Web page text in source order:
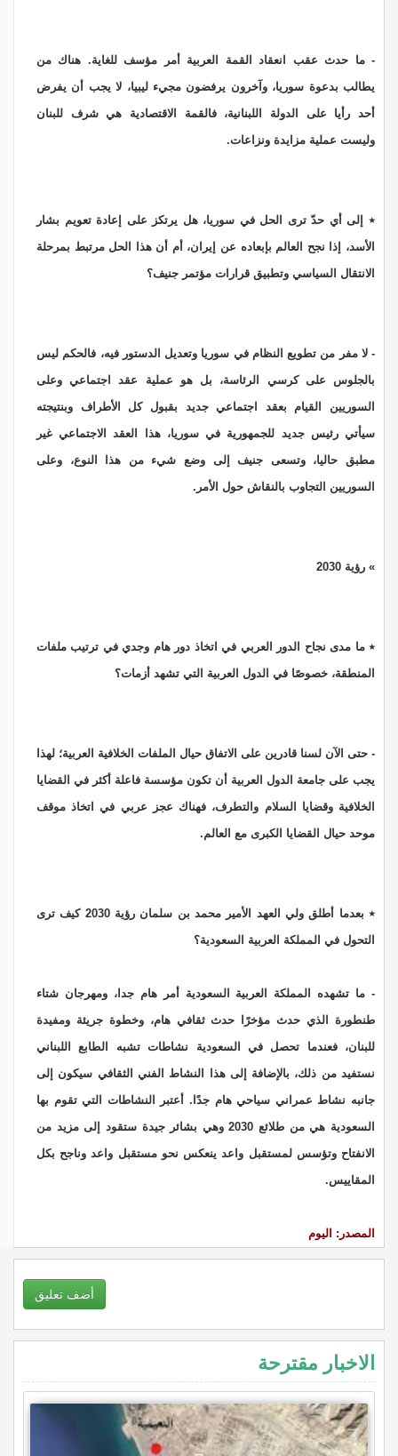
- ما حدث عقب انعقاد القمة العربية أمر مؤسف للغاية. هناك من
يطالب بدعوة سوريا، وآخرون يرفضون مجيء ليبيا، لا يجب أن يفرض
أحد رأيا على الدولة اللبنانية، فالقمة الاقتصادية هي شرف للبنان
وليست عملية مزايدة ونزاعات.
٭ إلى أي حدّ ترى الحل في سوريا، هل يرتكز على إعادة تعويم بشار
الأسد، إذا نجح العالم بإبعاده عن إيران، أم أن هذا الحل مرتبط بمرحلة
الانتقال السياسي وتطبيق قرارات مؤتمر جنيف؟
- لا مفر من تطويع النظام في سوريا وتعديل الدستور فيه، فالحكم ليس
بالجلوس على كرسي الرئاسة، بل هو عملية عقد اجتماعي وعلى
السوريين القيام بعقد اجتماعي جديد بقبول كل الأطراف وبنتيجته
سيأتي رئيس جديد للجمهورية في سوريا، هذا العقد الاجتماعي غير
مطبق حاليا، وتسعى جنيف إلى وضع شيء من هذا النوع، وعلى
السوريين التجاوب بالنقاش حول الأمر.
» رؤية 2030
٭ ما مدى نجاح الدور العربي في اتخاذ دور هام وجدي في ترتيب ملفات
المنطقة، خصوصًا في الدول العربية التي تشهد أزمات؟
- حتى الآن لسنا قادرين على الاتفاق حيال الملفات الخلافية العربية؛ لهذا
يجب على جامعة الدول العربية أن تكون مؤسسة فاعلة أكثر في القضايا
الخلافية وقضايا السلام والتطرف، فهناك عجز عربي في اتخاذ موقف
موحد حيال القضايا الكبرى مع العالم.
٭ بعدما أطلق ولي العهد الأمير محمد بن سلمان رؤية 2030 كيف ترى
التحول في المملكة العربية السعودية؟
- ما تشهده المملكة العربية السعودية أمر هام جدا، ومهرجان شتاء
طنطورة الذي حدث مؤخرًا حدث ثقافي هام، وخطوة جريئة ومفيدة
للبنان، فعندما تحصل في السعودية نشاطات تشبه الطابع اللبناني
نستفيد من ذلك، بالإضافة إلى هذا النشاط الفني الثقافي سيكون إلى
جانبه نشاط عمراني سياحي هام جدًا. أعتبر النشاطات التي تقوم بها
السعودية هي من طلائع 2030 وهي بشائر جيدة ستقود إلى مزيد من
الانفتاح وتؤسس لمستقبل واعد ينعكس نحو مستقبل واعد وناجح بكل
المقاييس.
المصدر: اليوم
أضف تعليق
الاخبار مقترحة